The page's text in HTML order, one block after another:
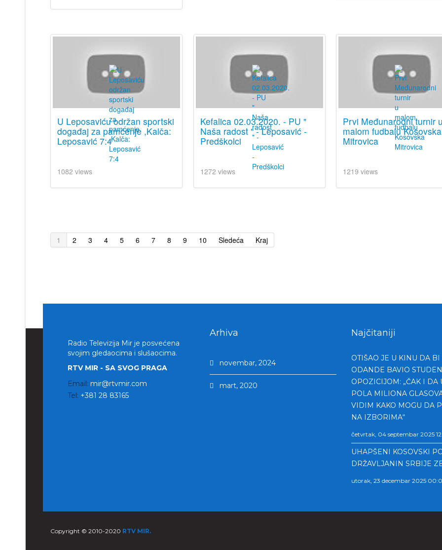
U Leposaviću održan sportski
događaj za pamćenje ,Kalča:
Leposavić 7:4
1082 views
Kefalica 02.03.2020. - PU "
Naša radost " - Leposavić -
Predškolci
1272 views
Prvi Međunarodni turnir
malom fudbalu Kosovska
Mitrovica
1219 views
1 2 3 4 5 6 7 8 9 10 Sledeća Kraj
Radio Televizija Mir je posvećena
svojim gledaocima i slušaocima.
RTV MIR - SA SVOG PRAGA
Email: mir@rtvmir.com
Tel: +381 28 83165
Arhiva
novembar, 2024
mart, 2020
Najčitaniji
OTIŠAO JE U KINU DA BI
ODANDE BAVIO
OPOZICIJOM: „ČAK I DA
POLA MILIONA
VIDIM KAKO MOGU DA
NA IZBORIMA“
četvrtak, 04 septembar 2025
UHAPŠENI KOSOVSKI
DRŽAVLJANIN SRBIJE
utorak, 23 decembar 2025
Copyright © 2010-2020 RTV MIR.